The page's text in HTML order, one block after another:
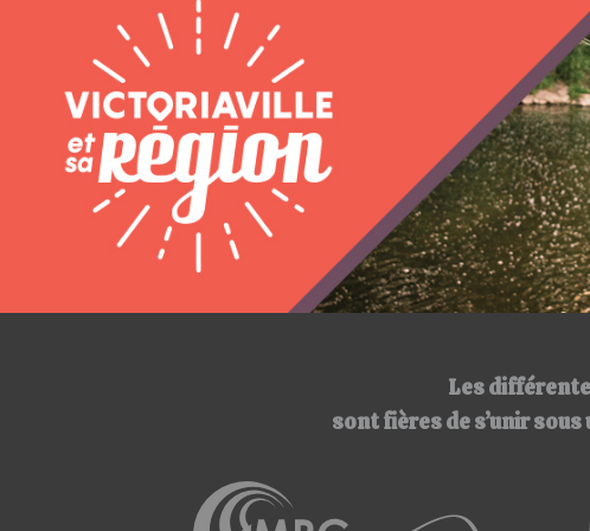
Les
sont fières de s’unir sous